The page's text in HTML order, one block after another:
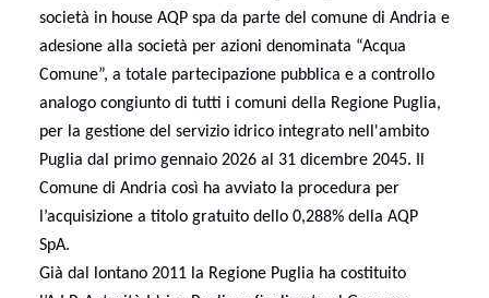
società in house AQP spa da parte del comune di Andria e
adesione alla società per azioni denominata “Acqua
Comune”, a totale partecipazione pubblica e a controllo
analogo congiunto di tutti i comuni della Regione Puglia,
per la gestione del servizio idrico integrato nell'ambito
Puglia dal primo gennaio 2026 al 31 dicembre 2045. Il
Comune di Andria così ha avviato la procedura per
l’acquisizione a titolo gratuito dello 0,288% della AQP
SpA.
Già dal lontano 2011 la Regione Puglia ha costituito